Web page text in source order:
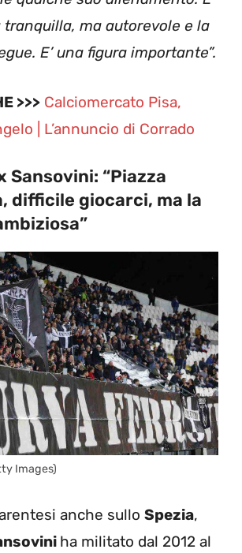
tranquilla, ma autorevole e la
E’ una figura importante”.
>>> Calciomercato Pisa,
| L’annuncio di Corrado
Sansovini: “Piazza
difficile giocarci, ma la
Images)
anche sullo Spezia,
ha militato dal 2012 al